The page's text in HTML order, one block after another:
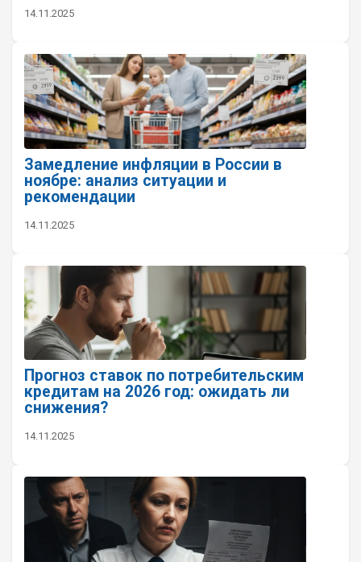
14.11.2025
Замедление инфляции в России в
ноябре: анализ ситуации и
рекомендации
14.11.2025
Прогноз ставок по потребительским
кредитам на 2026 год: ожидать ли
снижения?
14.11.2025